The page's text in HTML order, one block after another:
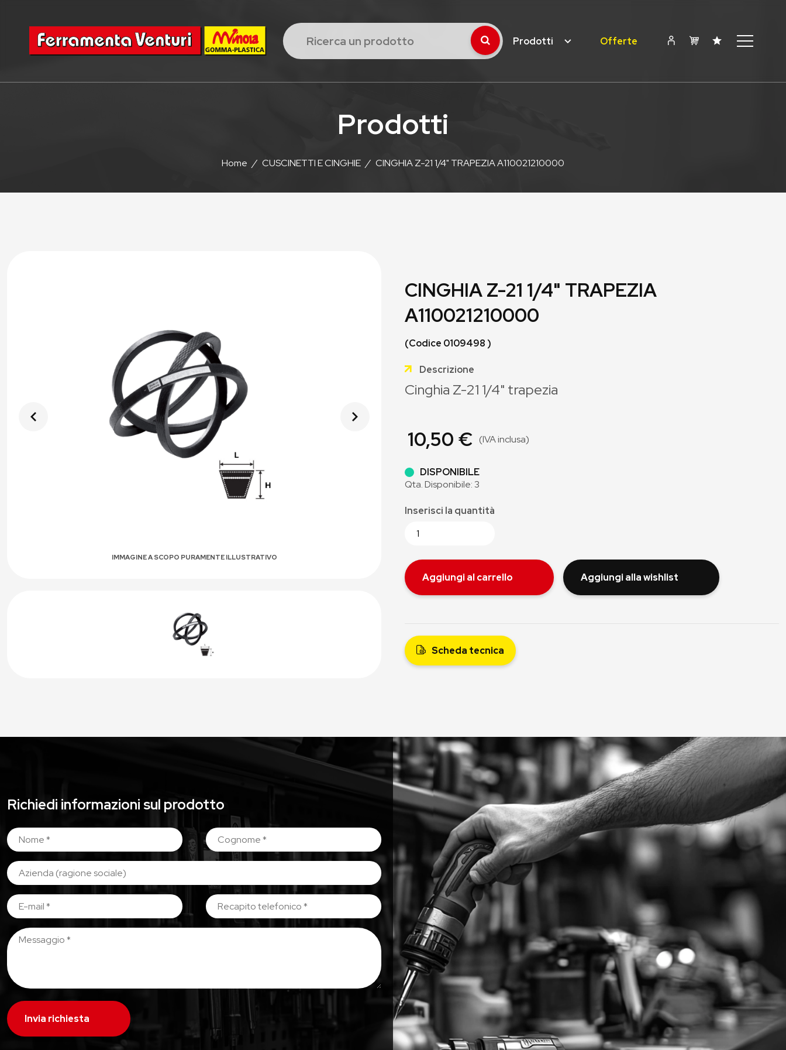
Prodotti Offerte
Prodotti
Home / CUSCINETTI E CINGHIE / CINGHIA Z-21 1/4" TRAPEZIA A110021210000
IMMAGINE A SCOPO PURAMENTE ILLUSTRATIVO
CINGHIA Z-21 1/4" TRAPEZIA
A110021210000
(Codice 0109498 )
Descrizione
Cinghia Z-21 1/4" trapezia
10,50 € (IVA inclusa)
DISPONIBILE
Qta. Disponibile: 3
Inserisci la quantità
Aggiungi al carrello Aggiungi alla wishlist
Scheda tecnica
Richiedi informazioni sul prodotto
Invia richiesta